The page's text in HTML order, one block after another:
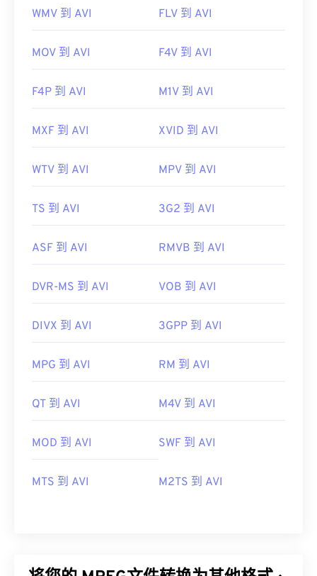
WMV 到 AVI FLV 到 AVI
MOV 到 AVI F4V 到 AVI
F4P 到 AVI M1V 到 AVI
MXF 到 AVI XVID 到 AVI
WTV 到 AVI MPV 到 AVI
TS 到 AVI 3G2 到 AVI
ASF 到 AVI RMVB 到 AVI
DVR-MS 到 AVI VOB 到 AVI
DIVX 到 AVI 3GPP 到 AVI
MPG 到 AVI RM 到 AVI
QT 到 AVI M4V 到 AVI
MOD 到 AVI SWF 到 AVI
MTS 到 AVI M2TS 到 AVI